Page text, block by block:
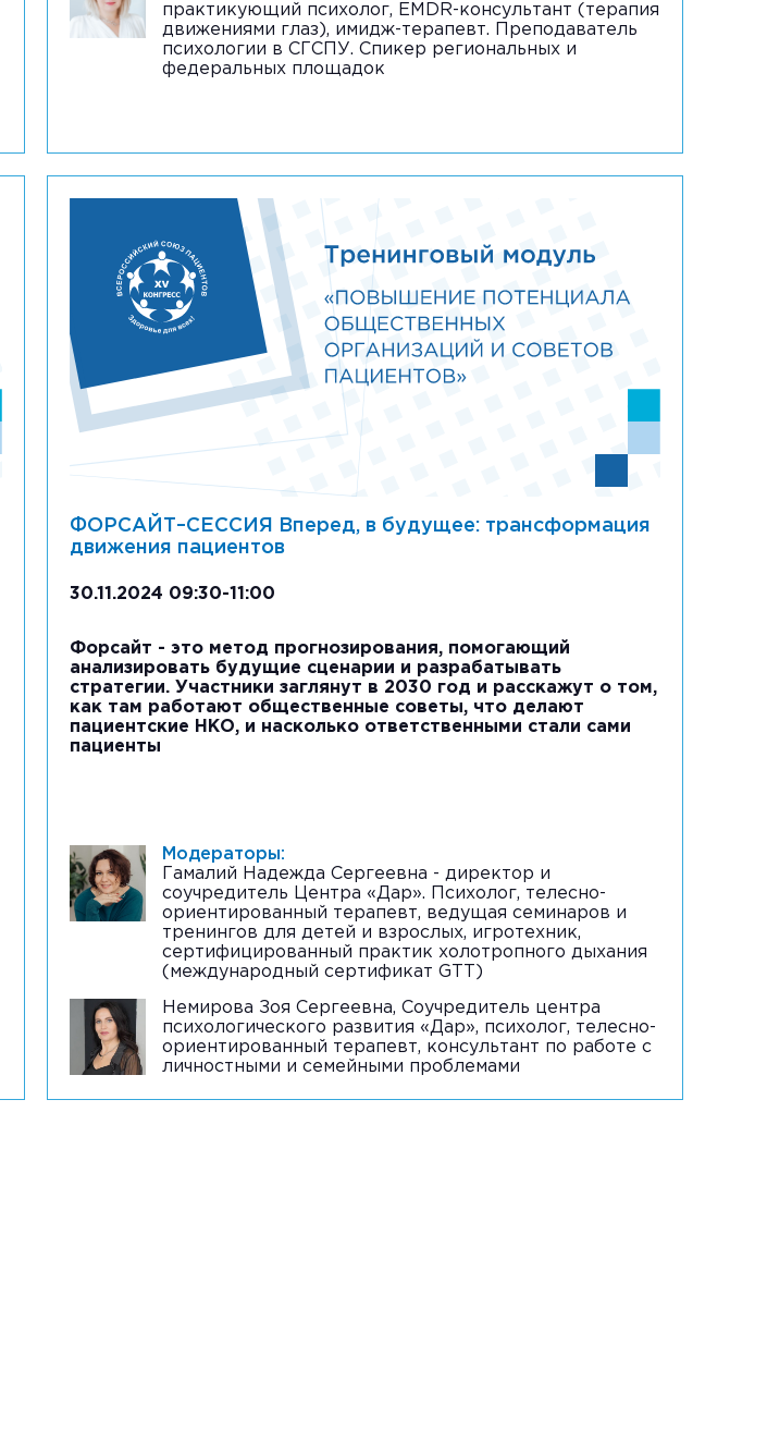
практикующий психолог, EMDR-консультант (терапия
движениями глаз), имидж-терапевт. Преподаватель
психологии в СГСПУ. Спикер региональных и
федеральных площадок
ФОРСАЙТ–СЕССИЯ Вперед, в будущее: трансформация
движения пациентов
30.11.2024 09:30-11:00
Форсайт - это метод прогнозирования, помогающий
анализировать будущие сценарии и разрабатывать
стратегии. Участники заглянут в 2030 год и расскажут о том,
как там работают общественные советы, что делают
пациентские НКО, и насколько ответственными стали сами
пациенты
Модераторы:
Гамалий Надежда Сергеевна - директор и
соучредитель Центра «Дар». Психолог, телесно-
ориентированный терапевт, ведущая семинаров и
тренингов для детей и взрослых, игротехник,
сертифицированный практик холотропного дыхания
(международный сертификат GTT)
Немирова Зоя Сергеевна, Соучредитель центра
психологического развития «Дар», психолог, телесно-
ориентированный терапевт, консультант по работе с
личностными и семейными проблемами